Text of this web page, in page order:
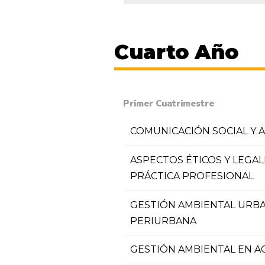
Cuarto Año
Primer Cuatrimestre
COMUNICACIÓN SOCIAL Y
ASPECTOS ÉTICOS Y
PRÁCTICA PROFESIONAL
GESTIÓN AMBIENTAL
PERIURBANA
GESTIÓN AMBIENTAL EN